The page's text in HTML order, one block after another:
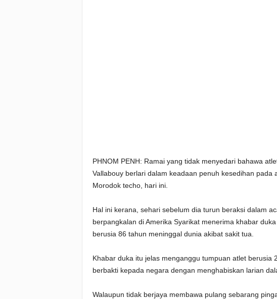
PHNOM PENH: Ramai yang tidak menyedari bahawa
Vallabouy berlari dalam keadaan penuh kesedihan
Morodok techo, hari ini.
Hal ini kerana, sehari sebelum dia turun beraksi dalam
berpangkalan di Amerika Syarikat menerima khabar
berusia 86 tahun meninggal dunia akibat sakit tua.
Khabar duka itu jelas menganggu tumpuan atlet berusia
berbakti kepada negara dengan menghabiskan larian
Walaupun tidak berjaya membawa pulang sebarang